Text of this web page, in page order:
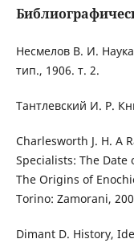
Несмелов В. И.
тип., 1906. т. 2.
Тантлевский И. Р.
Charlesworth J. H. A
Specialists: The Date
The Origins of
Torino: Zamorani,
Dimant D. History,